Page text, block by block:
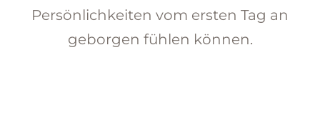
Persönlichkeiten vom ersten Tag an
geborgen fühlen können.